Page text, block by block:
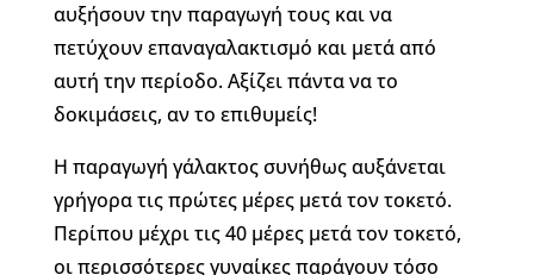
αυξήσουν την παραγωγή τους και να
πετύχουν επαναγαλακτισμό και μετά από
αυτή την περίοδο. Αξίζει πάντα να το
δοκιμάσεις, αν το επιθυμείς!
Η παραγωγή γάλακτος συνήθως αυξάνεται
γρήγορα τις πρώτες μέρες μετά τον τοκετό.
Περίπου μέχρι τις 40 μέρες μετά τον τοκετό,
οι περισσότερες γυναίκες παράγουν τόσο